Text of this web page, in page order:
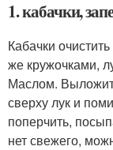
1. кабачки,
Кабачки
же кружочками,
Маслом.
сверху лук и
поперчить,
нет свежего,